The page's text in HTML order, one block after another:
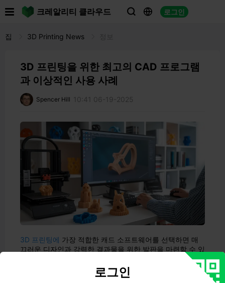
크레알리티 클라우드   로그인
집 3D Printing News
3D 프린팅을 위한 최고의 CAD 프로그램
과 이상적인 사용 사례
Spencer Hill 10:41 06-19-2025
3D 프린팅에 가장 적합한 캐드 소프트웨어를 선택하면 매
끄러운 디자인과 강력한 결과물을 위한 발판을 마련할 수 있
습니다. 3D 프린팅에 적합한 캐드 소프트웨어는 첫 번째 스
케치부터 최종 3D 프린팅까지 모든 단계에서 모양을 만들
어 줍니다. 연구에 따르면 Tinkercad와 같은 도구는
로그인